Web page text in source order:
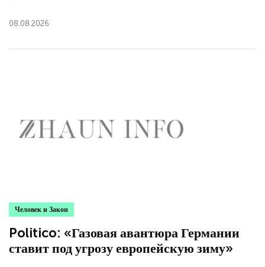
08.08.2026
Человек и Закон
Politico: «Газовая авантюра Германии
ставит под угрозу европейскую зиму»